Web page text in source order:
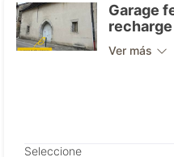
Garage
recharge
Ver más
Seleccione